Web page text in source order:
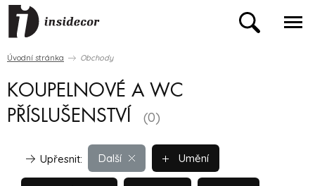
Úvodní stránka Obchody
KOUPELNOVÉ A WC
PŘÍSLUŠENSTVÍ
(0)
Další
Upřesnit: Umění